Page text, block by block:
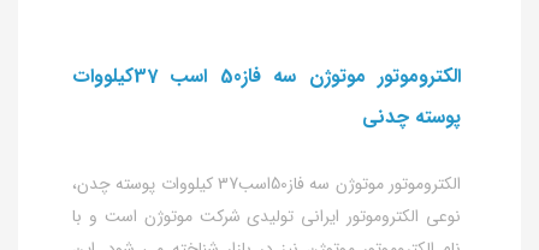
الکتروموتور موتوژن سه فاز50 اسب 37کیلووات
پوسته چدنی
الکتروموتور موتوژن سه فاز50اسب37 کیلووات پوسته چدن،
نوعی الکتروموتور ایرانی تولیدی شرکت موتوژن است و با